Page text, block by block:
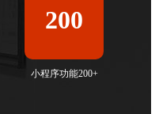
200
小程序功能200+